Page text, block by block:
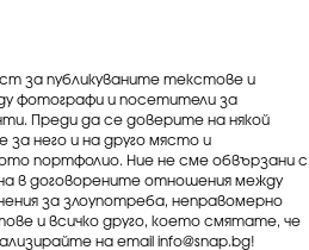
за публикуваните текстове и
фотографи и посетители за
Преди да се доверите на някой
него и на друго място и
портфолио. Ние не сме обвързани с
в договорените отношения между
за злоупотреба, неправомерно
и всичко друго, което смятате, че
на email info@snap.bg!